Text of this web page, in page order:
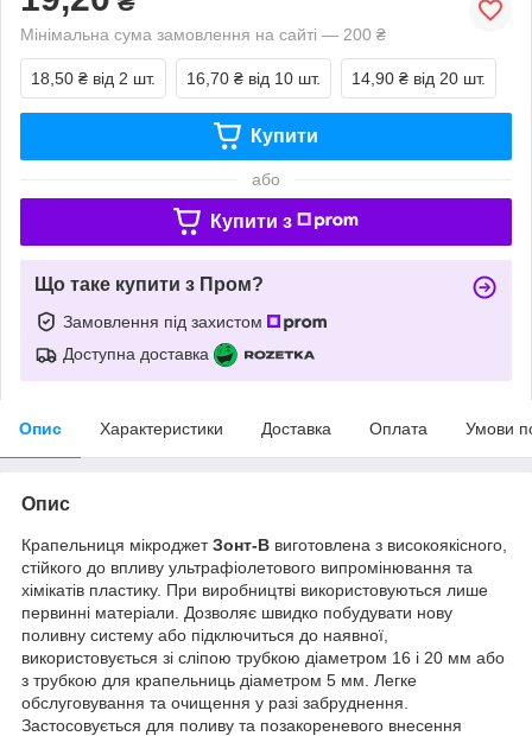
Мінімальна сума замовлення на сайті — 200 ₴
18,50 ₴ від 2 шт. 16,70 ₴ від 10 шт. 14,90 ₴ від 20 шт.
Купити
або
Купити з
Що таке купити з Пром?
Замовлення під захистом
Доступна доставка
Опис Характеристики Доставка Оплата Умови
Опис
Крапельниця мікроджетЗонт-В виготовлена ​​з високоякісного,
стійкого до впливу ультрафіолетового випромінювання та
хімікатів пластику. При виробництві використовуються лише
первинні матеріали. Дозволяє швидко побудувати нову
поливну систему або підключиться до наявної,
використовується зі сліпою трубкою діаметром 16 і 20 мм або
з трубкою для крапельниць діаметром 5 мм. Легке
обслуговування та очищення у разі забруднення.
Застосовується для поливу та позакореневого внесення